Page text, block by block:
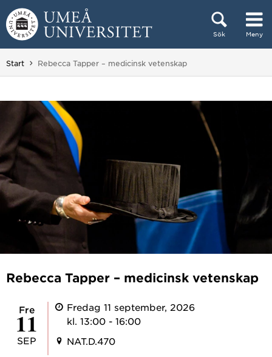
Hoppa direkt till innehållet
Sök Meny
Huvudmenyn dold.
Start Du är här:
Rebecca Tapper – medicinsk vetenskap
Rebecca Tapper – medicinsk vetenskap
fre
11
SEP
Fredag 11 september, 2026
kl. 13:00 - 16:00
NAT.D.470